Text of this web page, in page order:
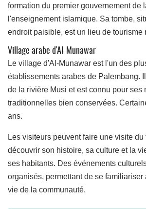
formation du premier gouvernement de
l'enseignement islamique. Sa tombe,
endroit paisible, est un lieu de tourisme
Village arabe d'Al-Munawar
Le village d'Al-Munawar est l'un des
établissements arabes de Palembang.
de la rivière Musi et est connu pour ses
traditionnelles bien conservées.
ans.
Les visiteurs peuvent faire une visite
découvrir son histoire, sa culture et la
ses habitants. Des événements
organisés, permettant de se familiariser
vie de la communauté.